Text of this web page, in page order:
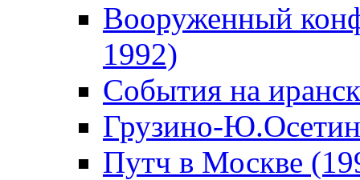
Вооруженный
1992)
События на
Грузино-
Путч в Москве